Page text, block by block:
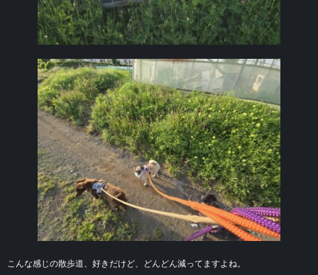
こんな感じの散歩道、好きだけど、どんどん減ってますよね。